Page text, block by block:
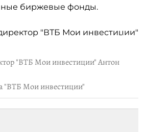
биржевые фонды.
"ВТБ Мои инвестиции" Антон
"ВТБ Мои инвестиции"